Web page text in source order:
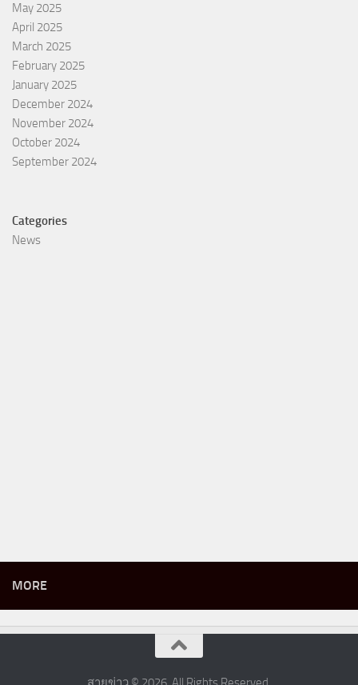
May 2025
April 2025
March 2025
February 2025
January 2025
December 2024
November 2024
October 2024
September 2024
Categories
News
MORE